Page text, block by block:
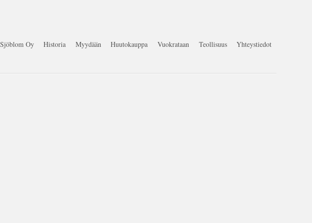
Oy Historia Myydään Huutokauppa Vuokrataan Teollisuus Yhteystiedot